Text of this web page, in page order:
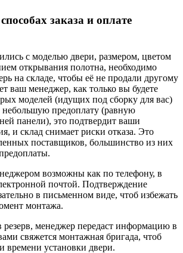
заказа и оплате
с моделью двери, размером, цветом
открывания полотна, необходимо
на складе, чтобы её не продали другому
ваш менеджер, как только вы будете
моделей (идущих под сборку для вас)
небольшую предоплату (равную
панели), это подтвердит ваши
и склад снимает риски отказа. Это
поставщиков, большинство из них
возможны как по телефону, в
почтой. Подтверждение
в письменном виде, чтоб избежать
монтажа.
резерв, менеджер передаст информацию в
свяжется монтажная бригада, чтоб
времени установки двери.